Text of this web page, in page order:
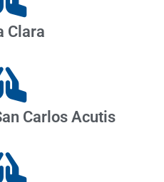
Clara
Carlos Acutis